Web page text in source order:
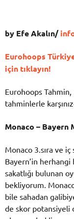
by Efe Akalın/
Eurohoops
için tıklayın!
Eurohoops Tahmin,
tahminlerle
Monaco – Bayern
Monaco 3.sıra ve iç
Bayern’in
sakatlığı bulunan
bekliyorum.
bile sahadan
de skor potansiyeli